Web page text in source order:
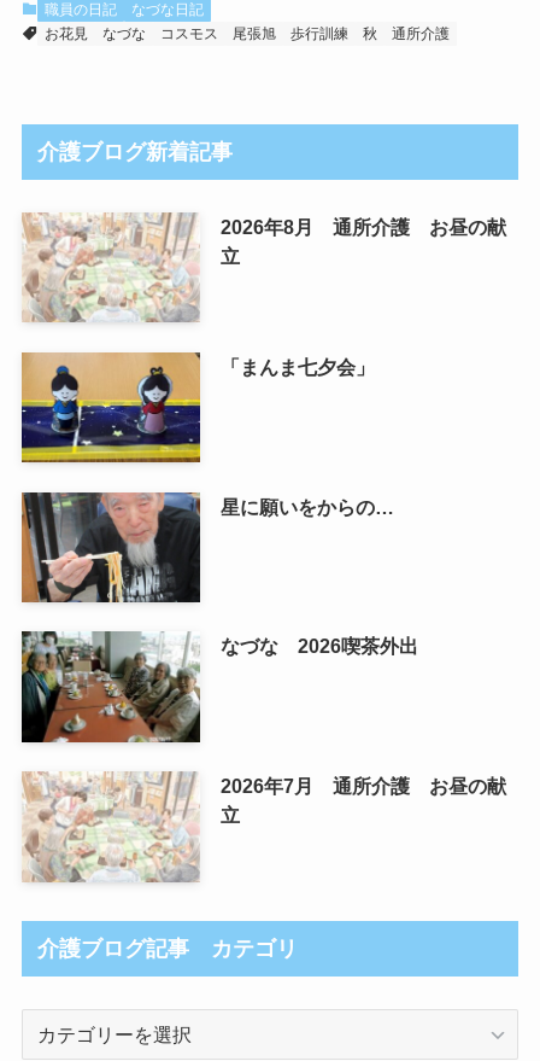
職員の日記
なづな日記
お花見
なづな コスモス 尾張旭 歩行訓練 秋 通所介護
介護ブログ新着記事
2026年8月 通所介護 お昼の献
立
「まんま七夕会」
星に願いをからの…
なづな 2026喫茶外出
2026年7月 通所介護 お昼の献
立
介護ブログ記事 カテゴリ